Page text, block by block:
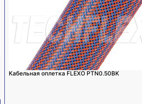
Кабельная оплетка FLEXO PTN0.50BK